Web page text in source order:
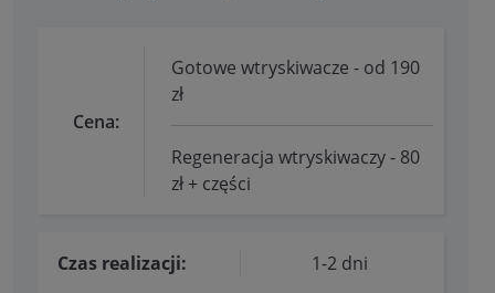
Cena:
Gotowe wtryskiwacze - od 190
zł
Regeneracja wtryskiwaczy - 80
zł + części
Czas realizacji: 1-2 dni